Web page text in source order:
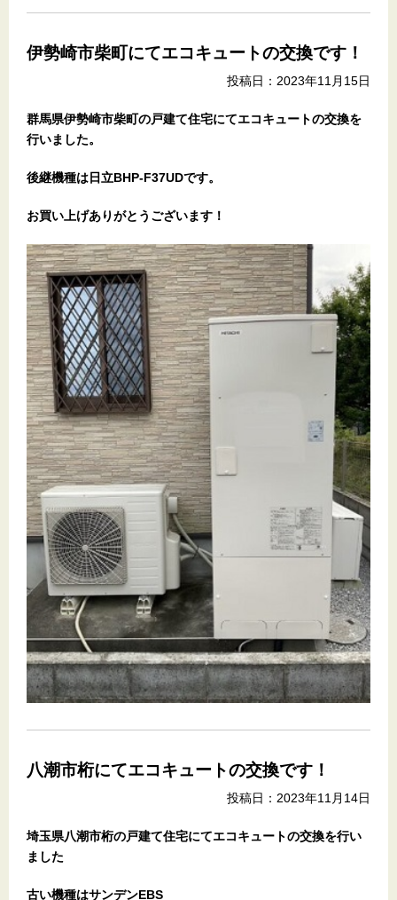
伊勢崎市柴町にてエコキュートの交換です！
投稿日：2023年11月15日
群馬県伊勢崎市柴町の戸建て住宅にてエコキュートの交換を
行いました。
後継機種は日立BHP-F37UDです。
お買い上げありがとうございます！
八潮市桁にてエコキュートの交換です！
投稿日：2023年11月14日
埼玉県八潮市桁の戸建て住宅にてエコキュートの交換を行い
ました
古い機種はサンデンEBS